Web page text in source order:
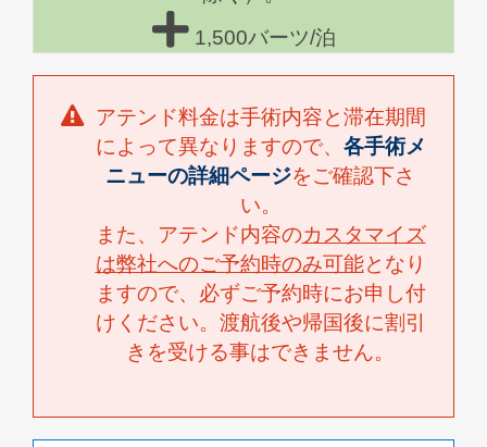
1,500バーツ/泊
アテンド料金は手術内容と滞在期間
によって異なりますので、 各手術メ
ニューの詳細ページをご確認下さ
い。
また、アテンド内容のカスタマイズ
は弊社へのご予約時のみ可能となり
ますので、必ずご予約時にお申し付
けください。渡航後や帰国後に割引
きを受ける事はできません。